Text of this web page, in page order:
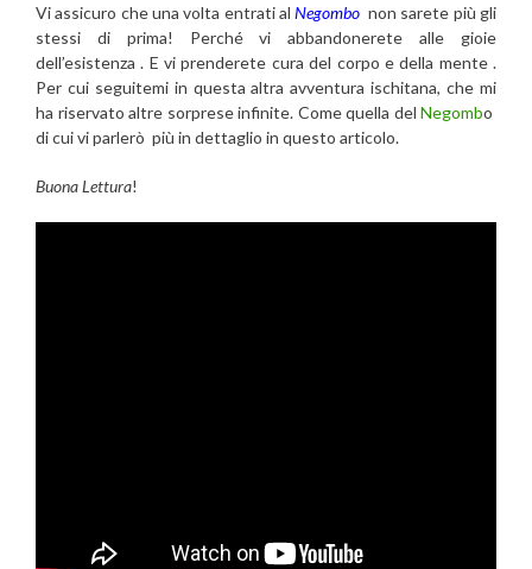
Vi assicuro che una volta entrati alNegombo non sarete più gli
stessi di prima! Perché vi abbandonerete alle gioie
dell’esistenza . E vi prenderete cura del corpo e della mente .
Per cui seguitemi in questa altra avventura ischitana, che mi
ha riservato altre sorprese infinite. Come quella del Negombo
di cui vi parlerò più in dettaglio in questo articolo.
Buona Lettura!